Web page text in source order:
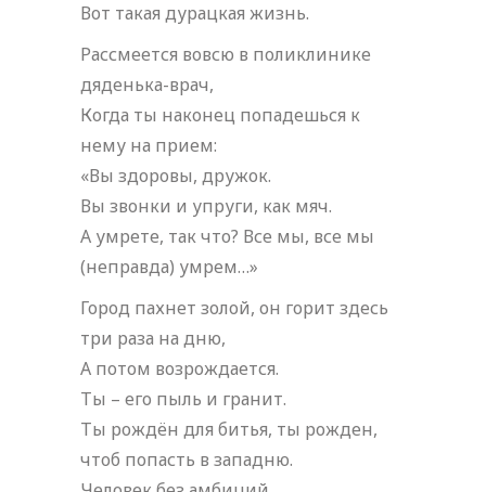
Вот такая дурацкая жизнь.
Рассмеется вовсю в поликлинике
дяденька-врач,
Когда ты наконец попадешься к
нему на прием:
«Вы здоровы, дружок.
Вы звонки и упруги, как мяч.
А умрете, так что? Все мы, все мы
(неправда) умрем…»
Город пахнет золой, он горит здесь
три раза на дню,
А потом возрождается.
Ты – его пыль и гранит.
Ты рождён для битья, ты рожден,
чтоб попасть в западню.